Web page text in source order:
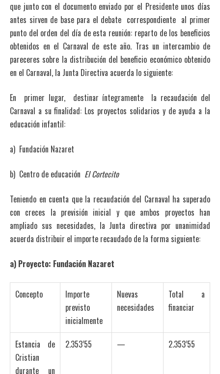
que junto con el documento enviado por el Presidente unos días
antes sirven de base para el debate correspondiente al primer
punto del orden del día de esta reunión: reparto de los beneficios
obtenidos en el Carnaval de este año. Tras un intercambio de
pareceres sobre la distribución del beneficio económico obtenido
en el Carnaval, la Junta Directiva acuerda lo siguiente:
En primer lugar, destinar íntegramente la recaudación del
Carnaval a su finalidad: Los proyectos solidarios y de ayuda a la
educación infantil:
a) Fundación Nazaret
b) Centro de educación El Cortecito
Teniendo en cuenta que la recaudación del Carnaval ha superado
con creces la previsión inicial y que ambos proyectos han
ampliado sus necesidades, la Junta directiva por unanimidad
acuerda distribuir el importe recaudado de la forma siguiente:
a) Proyecto: Fundación Nazaret
Concepto
Importe
previsto
inicialmente
Nuevas
necesidades
Total a
financiar
Estancia de
Cristian
durante un
2.353’55 — 2.353’55